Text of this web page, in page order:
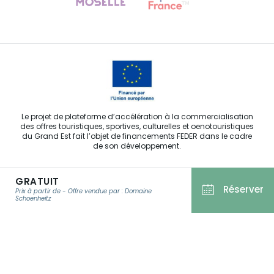
GRATUIT
Prix à partir de - Offre vendue par : Domaine
Schoenheitz
Réserver
Contactez-nous
Le projet de plateforme d’accélération à la commercialisation
des offres touristiques, sportives, culturelles et oenotouristiques
du Grand Est fait l’objet de financements FEDER dans le cadre
de son développement.
Agence Régionale du Tourisme Grand Est ©2026 - Tous droits